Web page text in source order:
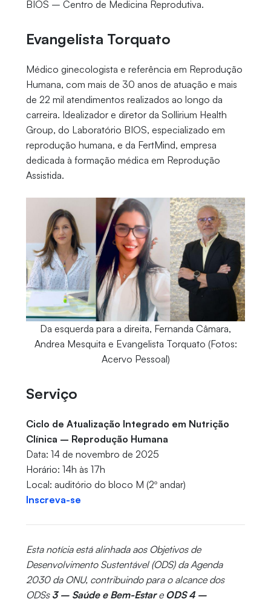
BIOS – Centro de Medicina Reprodutiva.
Evangelista Torquato
Médico ginecologista e referência em Reprodução
Humana, com mais de 30 anos de atuação e mais
de 22 mil atendimentos realizados ao longo da
carreira. Idealizador e diretor da Sollirium Health
Group, do Laboratório BIOS, especializado em
reprodução humana, e da FertMind, empresa
dedicada à formação médica em Reprodução
Assistida.
Da esquerda para a direita, Fernanda Câmara,
Andrea Mesquita e Evangelista Torquato (Fotos:
Acervo Pessoal)
Serviço
Ciclo de Atualização Integrado em Nutrição
Clínica – Reprodução Humana
Data: 14 de novembro de 2025
Horário: 14h às 17h
Local: auditório do bloco M (2º andar)
Inscreva-se
Esta notícia está alinhada aos Objetivos de
Desenvolvimento Sustentável (ODS) da Agenda
2030 da ONU, contribuindo para o alcance dos
ODSs 3 – Saúde e Bem-Estare ODS 4 –